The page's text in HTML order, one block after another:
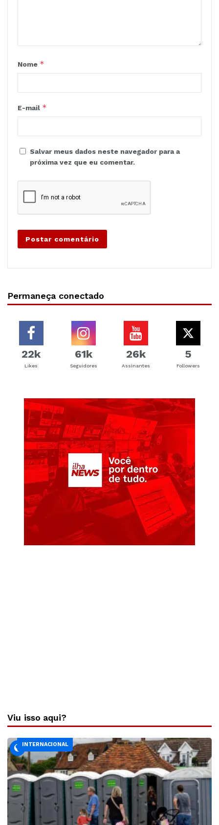
Nome *
E-mail *
Salvar meus dados neste navegador para a
próxima vez que eu comentar.
Permaneça conectado
22k
Likes
61k
Seguidores
26k
Assinantes
5
Followers
Viu isso aqui?
INTERNACIONAL